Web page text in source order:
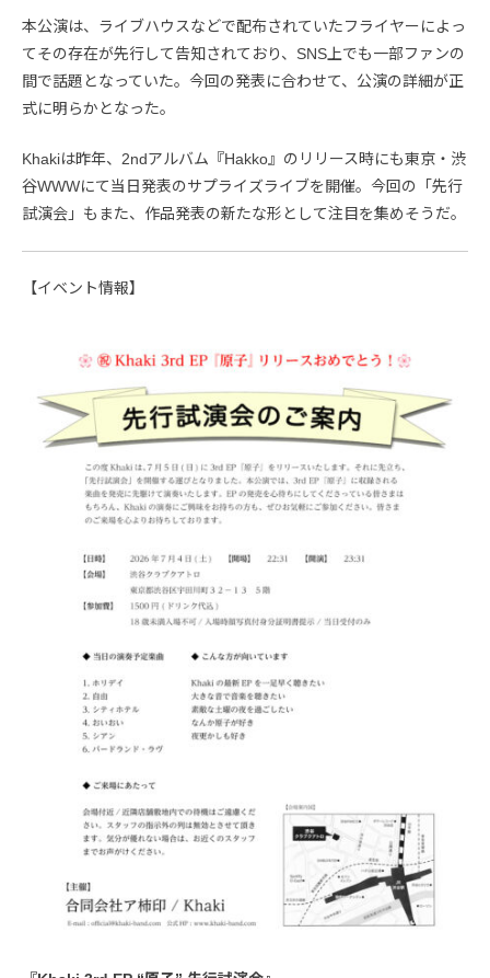
本公演は、ライブハウスなどで配布されていたフライヤーによっ
てその存在が先行して告知されており、SNS上でも一部ファンの
間で話題となっていた。今回の発表に合わせて、公演の詳細が正
式に明らかとなった。
Khakiは昨年、2ndアルバム『Hakko』のリリース時にも東京・渋
谷WWWにて当日発表のサプライズライブを開催。今回の「先行
試演会」もまた、作品発表の新たな形として注目を集めそうだ。
【イベント情報】